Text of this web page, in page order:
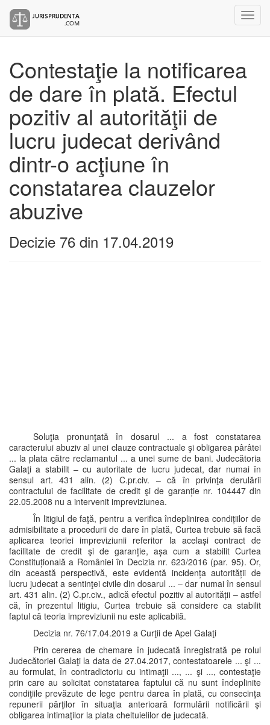
Contestaţie la notificarea
de dare în plată. Efectul
pozitiv al autorităţii de
lucru judecat derivând
dintr-o acţiune în
constatarea clauzelor
abuzive
Decizie 76 din 17.04.2019
Soluţia pronunţată în dosarul ... a fost constatarea
caracterului abuziv al unei clauze contractuale şi obligarea pârâtei
... la plata către reclamantul ... a unei sume de bani. Judecătoria
Galaţi a stabilit – cu autoritate de lucru judecat, dar numai în
sensul art. 431 alin. (2) C.pr.civ. – că în privinţa derulării
contractului de facilitate de credit şi de garanție nr. 104447 din
22.05.2008 nu a intervenit impreviziunea.
În litigiul de faţă, pentru a verifica îndeplinirea condițiilor de
admisibilitate a procedurii de dare în plată, Curtea trebuie să facă
aplicarea teoriei impreviziunii referitor la același contract de
facilitate de credit şi de garanție, așa cum a stabilit Curtea
Constituțională a României în Decizia nr. 623/2016 (par. 95). Or,
din această perspectivă, este evidentă incidența autorității de
lucru judecat a sentinţei civile din dosarul ... – dar numai în sensul
art. 431 alin. (2) C.pr.civ., adică efectul pozitiv al autorității – astfel
că, în prezentul litigiu, Curtea trebuie să considere ca stabilit
faptul că teoria impreviziunii nu este aplicabilă.
Decizia nr. 76/17.04.2019 a Curţii de Apel Galaţi
Prin cererea de chemare în judecată înregistrată pe rolul
Judecătoriei Galaţi la data de 27.04.2017, contestatoarele ... şi ...
au formulat, în contradictoriu cu intimaţii ..., ... şi ..., contestaţie
prin care au solicitat constatarea faptului că nu sunt îndeplinite
condiţiile prevăzute de lege pentru darea în plată, cu consecinţa
repunerii părţilor în situaţia anterioară formulării notificării şi
obligarea intimaţilor la plata cheltuielilor de judecată.